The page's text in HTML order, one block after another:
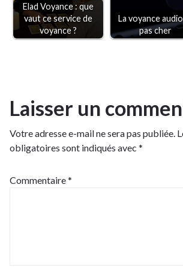
Elad Voyance : que
vaut ce service de
voyance ?
La voyance
pas cher
Laisser un
Votre adresse e-mail ne sera pas publiée.
obligatoires sont indiqués avec *
Commentaire*